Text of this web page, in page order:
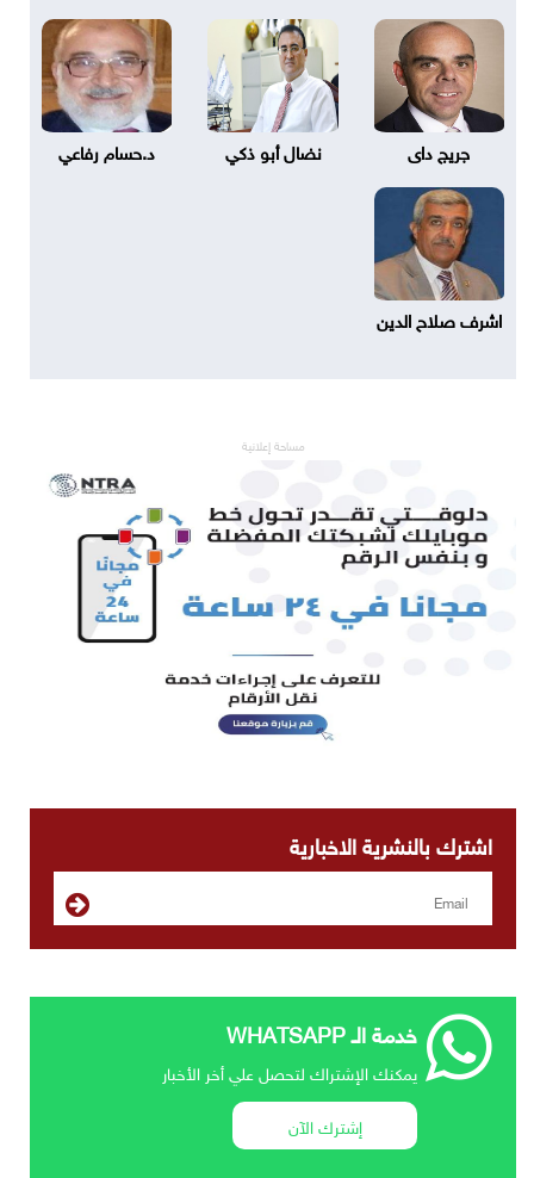
جريج داى نضال أبو ذكي د.حسام رفاعي
اشرف صلاح الدين
مساحة إعلانية
اشترك بالنشرية الاخبارية
خدمة الـ WHATSAPP
يمكنك الإشتراك لتحصل علي أخر الأخبار
إشترك الآن